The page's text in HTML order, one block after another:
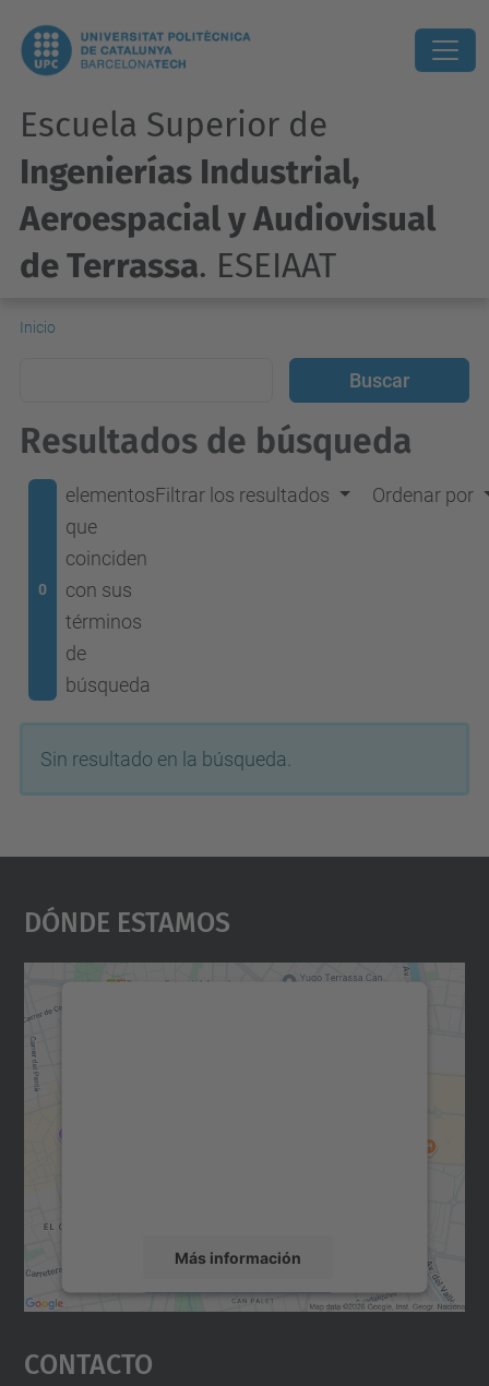
Escuela Superior de
Ingenierías Industrial,
Aeroespacial y Audiovisual
de Terrassa. ESEIAAT
Inicio
Resultados de búsqueda
0
elementos
que
coinciden
con sus
términos
de
búsqueda
Filtrar los resultados Ordenar por
Sin resultado en la búsqueda.
Dónde Estamos
Más información
Aceptar
powered by
Contacto